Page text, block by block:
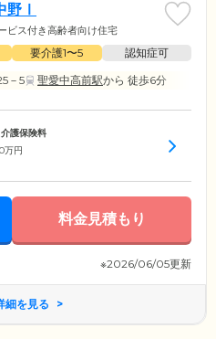
野Ⅰ
ビス付き高齢者向け住宅
要介護1〜5
認知症可
－5
聖愛中高前駅から 徒歩6分
護保険料
0万円
料金見積もり
※2026/06/05更新
細を見る